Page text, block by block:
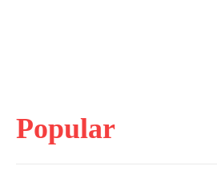
Popular